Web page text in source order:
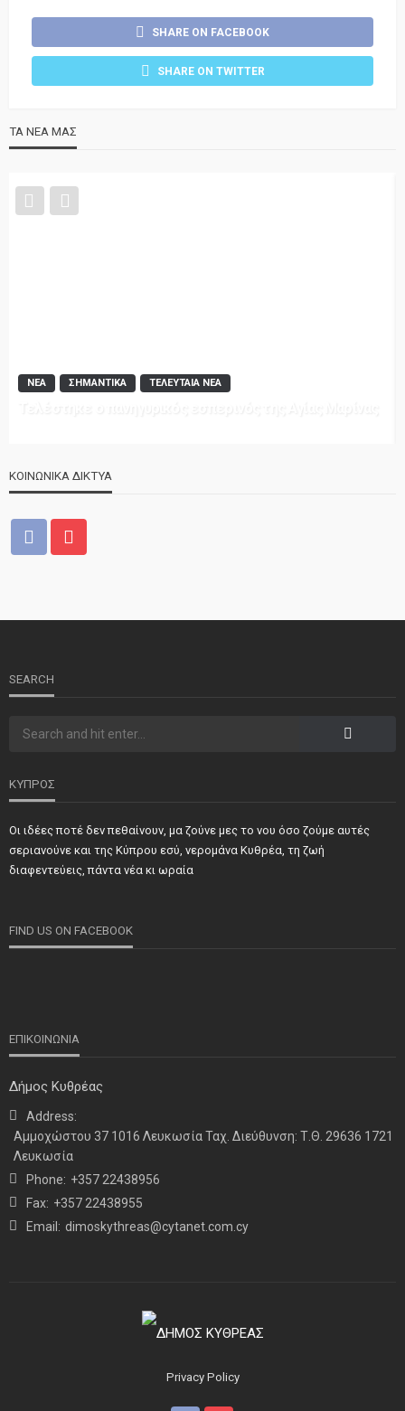
SHARE ON FACEBOOK
SHARE ON TWITTER
ΤΑ ΝΕΑ ΜΑΣ
ΝΕΑ ΣΗΜΑΝΤΙΚΑ ΤΕΛΕΥΤΑΙΑ ΝΕΑ
ΚΟΙΝΩΝΙΚΑ ΔΙΚΤΥΑ
SEARCH
ΚΥΠΡΟΣ
Οι ιδέες ποτέ δεν πεθαίνουν, μα ζούνε μες το νου όσο ζούμε αυτές
σεριανούνε και της Κύπρου εσύ, νερομάνα Κυθρέα, τη ζωή
διαφεντεύεις, πάντα νέα κι ωραία
FIND US ON FACEBOOK
ΕΠΙΚΟΙΝΩΝΙΑ
Δήμος Κυθρέας
Address:
Αμμοχώστου 37 1016 Λευκωσία Ταχ. Διεύθυνση: Τ.Θ. 29636 1721
Λευκωσία
Phone: +357 22438956
Fax: +357 22438955
Email: dimoskythreas@cytanet.com.cy
Privacy Policy